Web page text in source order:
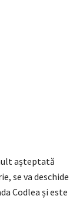
așteptată
se va deschide
Codlea și este